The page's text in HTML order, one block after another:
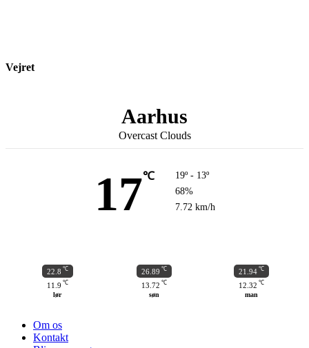
Vejret
Aarhus
Overcast Clouds
17℃
19º - 13º
68%
7.72 km/h
22.8 ℃
11.9 ℃
lør
26.89 ℃
13.72 ℃
søn
21.94 ℃
12.32 ℃
man
Om os
Kontakt